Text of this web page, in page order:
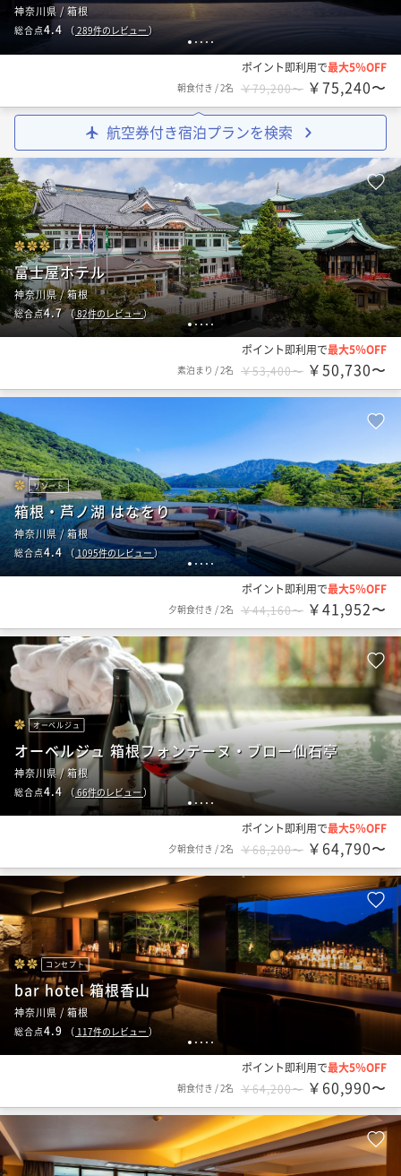
1 2 345
神奈川県 / 箱根
総合点4.4 （ 289件のレビュー）
ポイント即利用で最大5％OFF
朝食付き /2名 ￥79,200〜 ￥75,240〜
航空券付き宿泊プランを検索
123 4 5
リゾート
富士屋ホテル
神奈川県 / 箱根
総合点4.7（82件のレビュー）
ポイント即利用で最大5％OFF
素泊まり /2名 ￥53,400〜 ￥50,730〜
1 2345
リゾート
箱根・芦ノ湖 はなをり
神奈川県 / 箱根
総合点4.4 （ 1095件のレビュー）
ポイント即利用で最大5％OFF
夕朝食付き /2名 ￥44,160〜 ￥41,952〜
123 4 5
オーベルジュ
オーベルジュ 箱根フォンテーヌ・ブロー仙石亭
神奈川県 / 箱根
総合点4.4 （ 66件のレビュー）
ポイント即利用で最大5％OFF
夕朝食付き /2名 ￥68,200〜 ￥64,790〜
1 2 3 4 5
コンセプト
bar hotel 箱根香山
神奈川県 / 箱根
総合点4.9 （ 117件のレビュー ）
ポイント即利用で最大5％OFF
朝食付き /2名 ￥64,200〜 ￥60,990〜